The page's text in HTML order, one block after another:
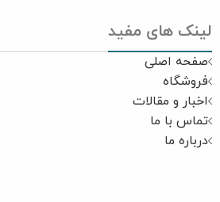
لینک های مفید
صفحه اصلی
فروشگاه
اخبار و مقالات
تماس با ما
درباره ما